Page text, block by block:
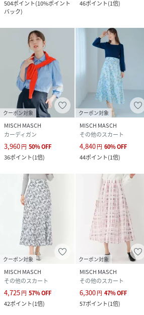
504ポイント(10%ポイント
バック)
46ポイント(1倍)
クーポン対象
MISCH MASCH
カーディガン
3,960円 50%OFF
36ポイント(1倍)
クーポン対象
MISCH MASCH
その他のスカート
4,840円 60%OFF
44ポイント(1倍)
クーポン対象
MISCH MASCH
その他のスカート
4,725円 57%OFF
42ポイント(1倍)
クーポン対象
MISCH MASCH
その他のスカート
6,300円 47%OFF
57ポイント(1倍)